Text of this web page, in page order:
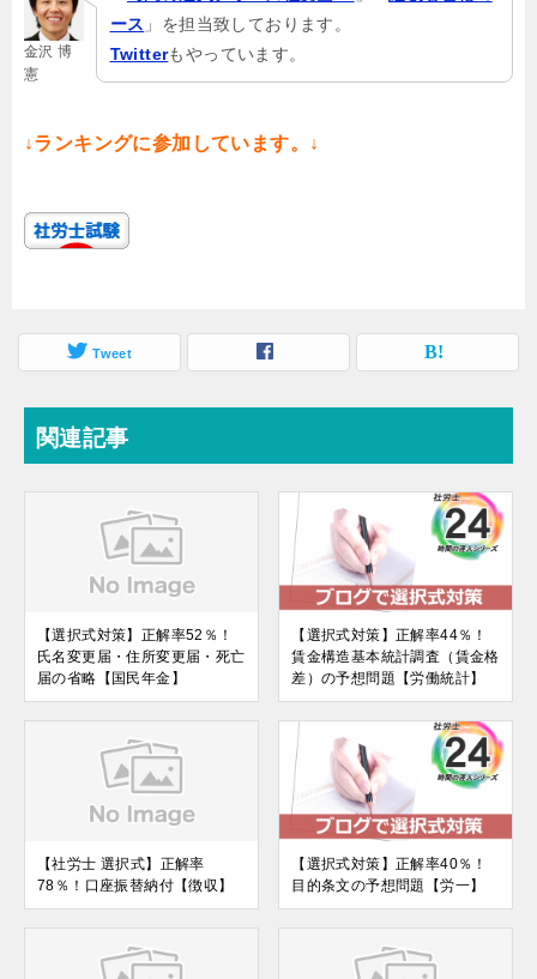
金沢 博
憲
ース 」を担当致しております。
Twitterもやっています。
↓ランキングに参加しています。↓
Tweet
関連記事
【選択式対策】正解率52％！
氏名変更届・住所変更届・死亡
届の省略【国民年金】
【選択式対策】正解率44％！
賃金構造基本統計調査（賃金格
差）の予想問題【労働統計】
【社労士 選択式】正解率
78％！口座振替納付【徴収】
【選択式対策】正解率40％！
目的条文の予想問題【労一】